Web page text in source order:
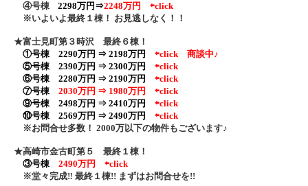
④号棟
2298万円⇒2248万円 ⇦click
※いよいよ最終１棟！ お見逃しなく！！
★富士見町第３時沢 最終６棟！
①号棟 2290万円 ⇒ 2198万円
⇦click
商談中♪
⑤号棟 2390万円 ⇒ 2300万円
⇦click
⑥号棟 2280万円 ⇒ 2190万円
⇦click
⑦号棟
2030万円 ⇒ 1980万円 ⇦click
⑨号棟 2498万円 ⇒ 2410万円
⇦click
⑩号棟 2569万円 ⇒ 2490万円
⇦click
※お問合せ多数！ 2000万以下の物件もございます♪
★高崎市金古町第５ 最終１棟！
③号棟 2490万円
⇦click
※堂々完成‼ 最終１棟!! まずはお問合せを!!